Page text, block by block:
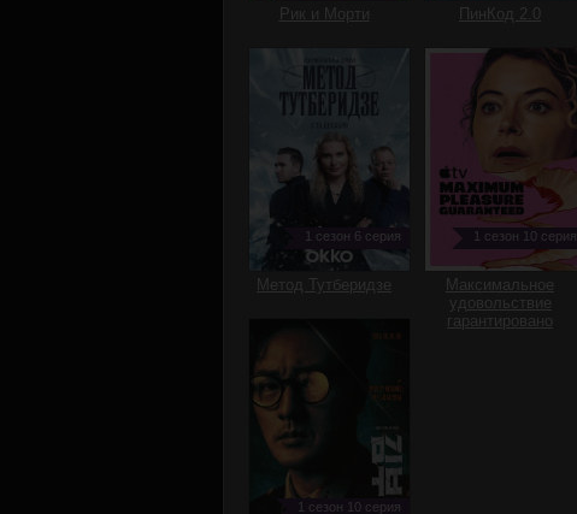
Рик и Морти ПинКод 2.0
1 сезон 6 серия
Метод Тутберидзе
1 сезон 10 серия
Максимальное
удовольствие
гарантировано
1 сезон 10 серия